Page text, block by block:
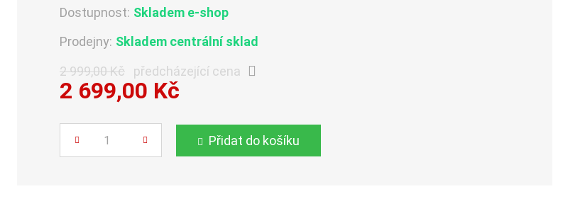
Dostupnost: Skladem e-shop
Prodejny: Skladem centrální sklad
2 999,00 Kč předcházející cena
2 699,00 Kč
Přidat do košíku